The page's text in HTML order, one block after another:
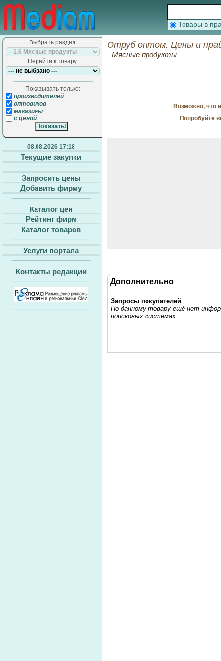
Товары в
Выбрать раздел:
Перейти к товару:
Показывать только:
производителей
оптовиков
магазины
с ценой
08.08.2026 17:18
Текущие закупки
Запросить цены
Добавить фирму
Каталог цен
Рейтинг фирм
Каталог товаров
Услуги портала
Контакты редакции
Отруб оптом. Цены и
Мясные продукты
Возможно, что
Попробуйте
Дополнительно
Запросы покупателей
По данному товару ещё нет
поисковых системах